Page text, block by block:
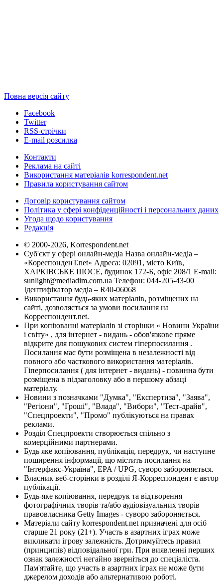
Повна версія сайту
Facebook
Twitter
RSS-стрічки
E-mail розсилка
Контакти
Реклама на сайті
Використання матеріалів korrespondent.net
Правила користування сайтом
Договір користування сайтом
Політика у сфері конфіденційності і персональних даних
Угода щодо користування
Редакція
© 2000-2026, Korrespondent.net
Суб'єкт у сфері онлайн-медіа Назва онлайн-медіа –
«КореспонденТ.net» Адреса: 02091, місто Київ,
ХАРКІВСЬКЕ ШОСЕ, будинок 172-Б, офіс 208/1 E-mail:
sunlight@mediadim.com.ua Телефон: 044-205-43-00
Ідентифікатор медіа – R40-06068
Використання будь-яких матеріалів, розміщених на
сайті, дозволяється за умови посилання на
Корреспондент.net.
При копіюванні матеріалів зі сторінки « Новини України
і світу» , для інтернет - видань - обов'язкове пряме
відкрите для пошукових систем гіперпосилання .
Посилання має бути розміщена в незалежності від
повного або часткового використання матеріалів.
Гіперпосилання ( для інтернет - видань) - повинна бути
розміщена в підзаголовку або в першому абзаці
матеріалу.
Новини з позначками "Думка", "Експертиза", "Заява",
"Регіони", "Гроші", "Влада", "Вибори", "Тест-драйв",
"Спецпроекти", "Промо" публікуються на правах
реклами.
Розділ Спецпроекти створюється спільно з
комерційними партнерами.
Будь яке копіювання, публікація, передрук, чи наступне
поширення інформації, що містить посилання на
"Інтерфакс-Україна", EPA / UPG, суворо забороняється.
Власник веб-сторінки в розділі Я-Корреспондент є автор
публікації.
Будь-яке копіювання, передрук та відтворення
фотографічних творів та/або аудіовізуальних творів
правовласника Getty Images - суворо забороняється.
Матеріали сайту korrespondent.net призначені для осіб
старше 21 року (21+). Участь в азартних іграх може
викликати ігрову залежність. Дотримуйтесь правил
(принципів) відповідальної гри. При виявленні перших
ознак залежності негайно зверніться до спеціаліста.
Пам'ятайте, що участь в азартних іграх не може бути
джерелом доходів або альтернативою роботі.